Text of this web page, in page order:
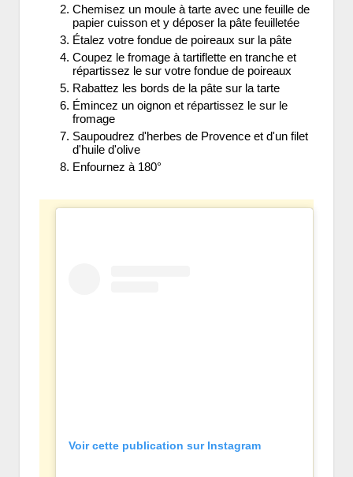
Chemisez un moule à tarte avec une feuille de
papier cuisson et y déposer la pâte feuilletée
Étalez votre fondue de poireaux sur la pâte
Coupez le fromage à tartiflette en tranche et
répartissez le sur votre fondue de poireaux
Rabattez les bords de la pâte sur la tarte
Émincez un oignon et répartissez le sur le
fromage
Saupoudrez d'herbes de Provence et d'un filet
d'huile d'olive
Enfournez à 180°
Voir cette publication sur Instagram